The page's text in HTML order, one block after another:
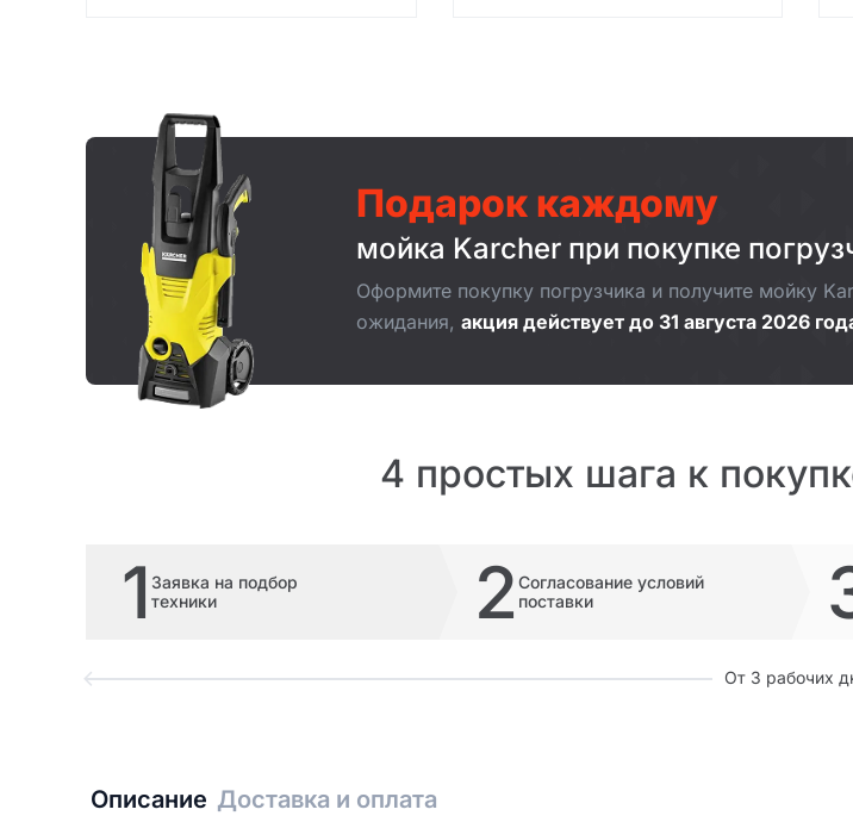
Подарок каждому
мойка Karcher при покупке
Оформите покупку погрузчика и получите мойку
ожидания, акция действует до 31 августа 2026
4 простых шага к
1 Заявка на подбор
техники
2 Согласование условий
поставки
От 3 рабочих
Описание Доставка и оплата